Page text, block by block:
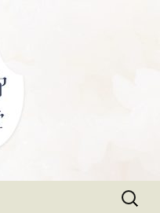
イオにある
の公式ブログ
堂」。象印マ
レストラン」と
をご提供しま
検